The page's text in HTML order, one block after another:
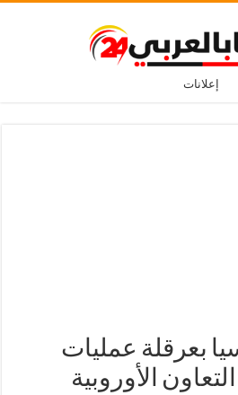
إعلانات
بعرقلة عمليات
الأوروبية